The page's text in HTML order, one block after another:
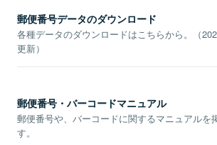
郵便番号データのダウンロード
各種データのダウンロードはこちらから。（
更新）
郵便番号・バーコードマニュアル
郵便番号や、バーコードに関するマニュアルを
す。